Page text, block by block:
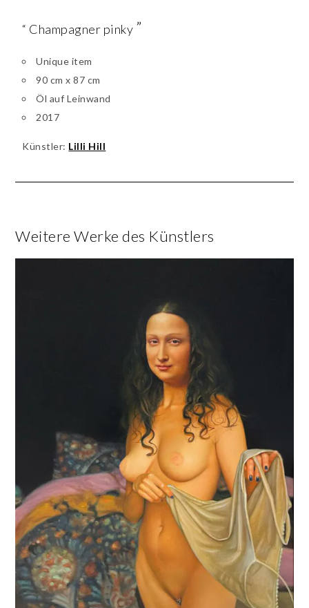
“ Champagner pinky ”
Unique item
90 cm x 87 cm
Öl auf Leinwand
2017
Künstler: Lilli Hill
Weitere Werke des Künstlers